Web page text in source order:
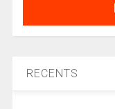
RECENTS